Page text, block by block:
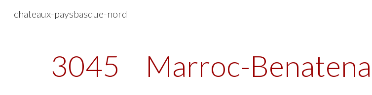
chateaux-paysbasque-nord
3045 Marroc-Benatena